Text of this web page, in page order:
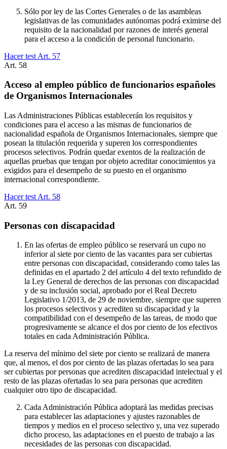
Sólo por ley de las Cortes Generales o de las asambleas
legislativas de las comunidades autónomas podrá eximirse del
requisito de la nacionalidad por razones de interés general
para el acceso a la condición de personal funcionario.
Hacer test Art. 57
Art. 58
Acceso al empleo público de funcionarios españoles
de Organismos Internacionales
Las Administraciones Públicas establecerán los requisitos y
condiciones para el acceso a las mismas de funcionarios de
nacionalidad española de Organismos Internacionales, siempre que
posean la titulación requerida y superen los correspondientes
procesos selectivos. Podrán quedar exentos de la realización de
aquellas pruebas que tengan por objeto acreditar conocimientos ya
exigidos para el desempeño de su puesto en el organismo
internacional correspondiente.
Hacer test Art. 58
Art. 59
Personas con discapacidad
En las ofertas de empleo público se reservará un cupo no
inferior al siete por ciento de las vacantes para ser cubiertas
entre personas con discapacidad, considerando como tales las
definidas en el apartado 2 del artículo 4 del texto refundido de
la Ley General de derechos de las personas con discapacidad
y de su inclusión social, aprobado por el Real Decreto
Legislativo 1/2013, de 29 de noviembre, siempre que superen
los procesos selectivos y acrediten su discapacidad y la
compatibilidad con el desempeño de las tareas, de modo que
progresivamente se alcance el dos por ciento de los efectivos
totales en cada Administración Pública.
La reserva del mínimo del siete por ciento se realizará de manera
que, al menos, el dos por ciento de las plazas ofertadas lo sea para
ser cubiertas por personas que acrediten discapacidad intelectual y el
resto de las plazas ofertadas lo sea para personas que acrediten
cualquier otro tipo de discapacidad.
Cada Administración Pública adoptará las medidas precisas
para establecer las adaptaciones y ajustes razonables de
tiempos y medios en el proceso selectivo y, una vez superado
dicho proceso, las adaptaciones en el puesto de trabajo a las
necesidades de las personas con discapacidad.